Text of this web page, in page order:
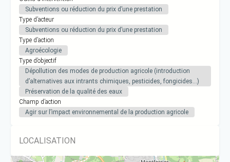
Subventions ou réduction du prix d’une prestation
Type d’acteur
Subventions ou réduction du prix d’une prestation
Type d’action
Agroécologie
Type d’objectif
Dépollution des modes de production agricole (introduction
d’alternatives aux intrants chimiques, pesticides, fongicides…)
Préservation de la qualité des eaux
Champ d’action
Agir sur l’impact environnemental de la production agricole
LOCALISATION